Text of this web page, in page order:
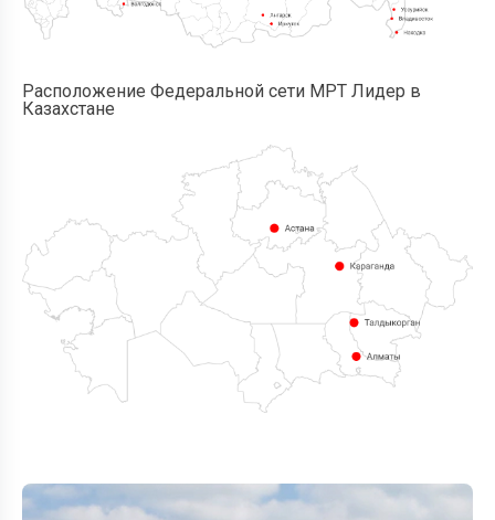
Расположение Федеральной сети МРТ Лидер в
Казахстане